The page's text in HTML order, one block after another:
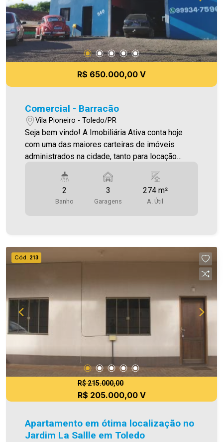
de encontrar o seu novo lar É AGORA! Imobiliária
Ativa, sinta-se em casa! `As informações aqui
prestadas são verdadeiras, todavia, reservamo-
nos o direito de corrigir qualquer erro de
digitação e ou ortografia, bem como alteração
dos preços e imagens. Fotos meramente
R$ 650.000,00 V
Comercial - Barracão
Vila Pioneiro - Toledo/PR
Seja bem vindo! A Imobiliária Ativa conta hoje
com uma das maiores carteiras de imóveis
administrados na cidade, tanto para locação
na Vila Pioneiro Por R$ 650.000,00 Área
construída 274,00m² Área terreno 304.8m²
2
Banho
3
Garagens
274 m²
A. Útil
Cód. 213
R$ 215.000,00
R$ 205.000,00 V
Apartamento em ótima localização no
Jardim La Sallle em Toledo